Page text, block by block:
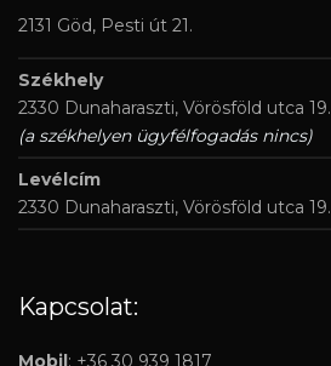
2131 Göd, Pesti út 21.
Székhely
2330 Dunaharaszti, Vörösföld utca 19.
(a székhelyen ügyfélfogadás nincs)
Levélcím
2330 Dunaharaszti, Vörösföld utca 19.
Kapcsolat:
Mobil: +36 30 939 1817